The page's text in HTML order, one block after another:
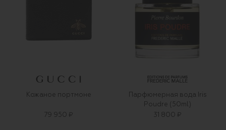
Кожаное портмоне
79 950 ₽
Парфюмерная вода Iris
Poudre (50ml)
31 800 ₽